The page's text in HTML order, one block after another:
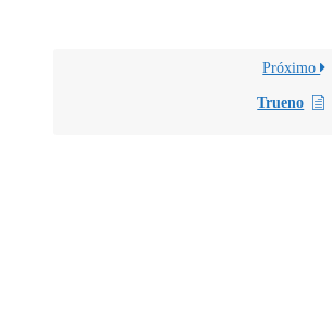
Próximo
Trueno